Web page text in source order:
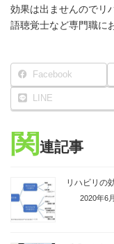
効果は出ませんのでリ
語聴覚士など専門職に
Facebook
LINE
関連記事
リハビリの
2020年6